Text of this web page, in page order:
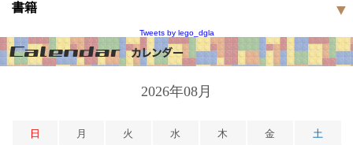
書籍
Tweets by lego_dgla
2026年08月
日 月 火 水 木 金 土